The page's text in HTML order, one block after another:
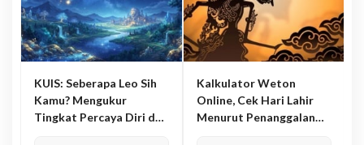
KUIS: Seberapa Leo Sih
Kamu? Mengukur
Tingkat Percaya Diri dan
Kalkulator Weton
Online, Cek Hari Lahir
Menurut Penanggalan